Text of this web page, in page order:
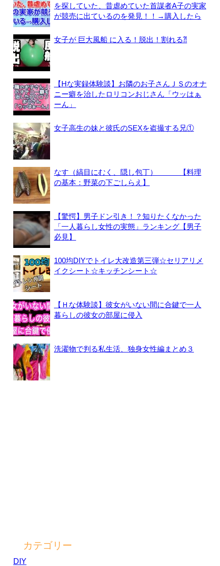
を探していた、昔虐めていた首謀者A子の実家
が競売に出ているのを発見！！→購入したら
女子が 巨大風船 に入る！脱出！割れる⁈
【Hな実録体験談】お隣のお子さんＪＳのオナ
ニー癖を治したロリコンおじさん「ウッはぁ
ーん」
女子高生の妹と彼氏のSEXを盗撮する兄①
なす（縞目にむく、隠し包丁） 【料理
の基本：野菜の下ごしらえ】
【驚愕】男子ドン引き！？知りたくなかった
「一人暮らし女性の実態」ランキング【男子
必見】
100均DIYでトイレ大改造第三弾☆セリアリメ
イクシート☆キッチンシート☆
【Ｈな体験談】彼女がいない間に合鍵で一人
暮らしの彼女の部屋に侵入
洗濯物で判る私生活、独身女性編まとめ３
カテゴリー
DIY